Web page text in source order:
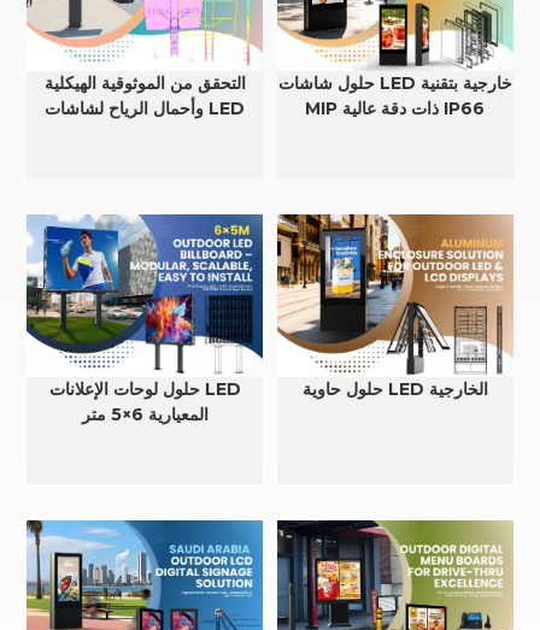
التحقق من الموثوقية الهيكلية
وأحمال الرياح لشاشات LED
حلول شاشات LED خارجية بتقنية
MIP ذات دقة عالية IP66
حلول لوحات الإعلانات LED
المعيارية 6×5 متر
حلول حاوية LED الخارجية